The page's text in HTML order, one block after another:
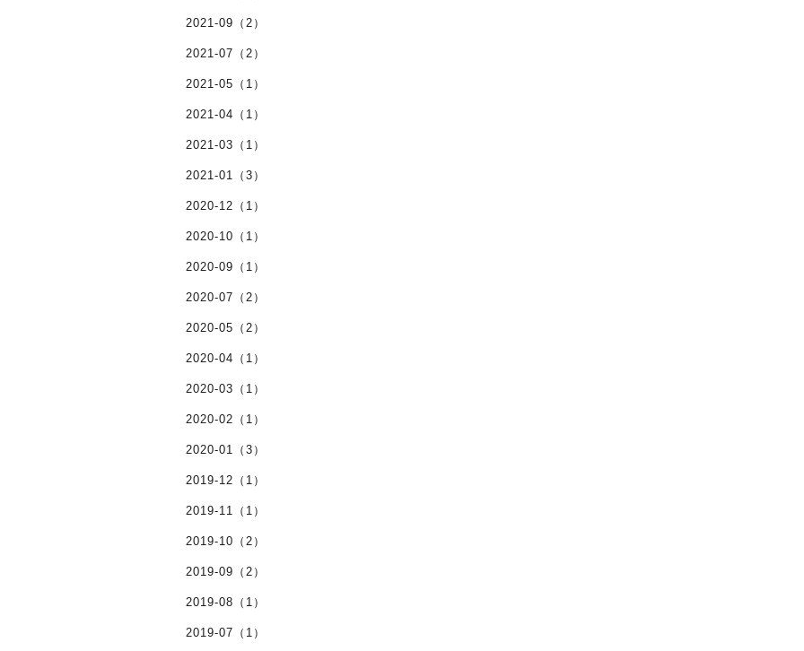
2021-09（2）
2021-07（2）
2021-05（1）
2021-04（1）
2021-03（1）
2021-01（3）
2020-12（1）
2020-10（1）
2020-09（1）
2020-07（2）
2020-05（2）
2020-04（1）
2020-03（1）
2020-02（1）
2020-01（3）
2019-12（1）
2019-11（1）
2019-10（2）
2019-09（2）
2019-08（1）
2019-07（1）